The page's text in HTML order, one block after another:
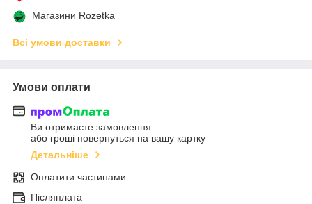
Магазини Rozetka
Всі умови доставки
Умови оплати
Ви отримаєте замовлення
або гроші повернуться на вашу картку
Детальніше
Оплатити частинами
Післяплата